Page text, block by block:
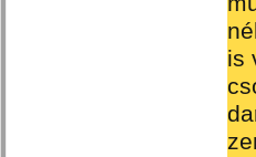
is